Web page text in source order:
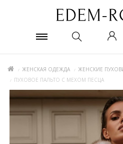
ЖЕНСКАЯ ОДЕЖДА
ЖЕНСКИЕ
ПУХОВОЕ ПАЛЬТО С МЕХОМ ПЕСЦА